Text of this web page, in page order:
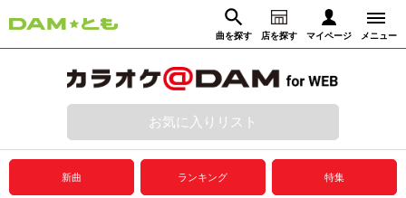
曲を探す 店を探す マイページ メニュー
動画からさがす 録音からさがす
ログイン
プレミアムサービス
お気に入りリスト
新曲 ランキング 特集